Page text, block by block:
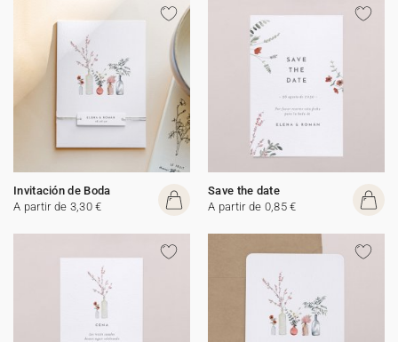
Invitación de Boda
A partir de 3,30 €
Save the date
A partir de 0,85 €